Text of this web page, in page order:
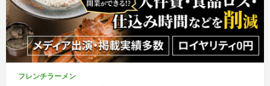
フレンチラーメン